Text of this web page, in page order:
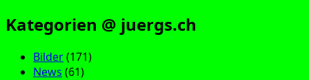
Kategorien @ juergs.ch
Bilder(171)
News (61)